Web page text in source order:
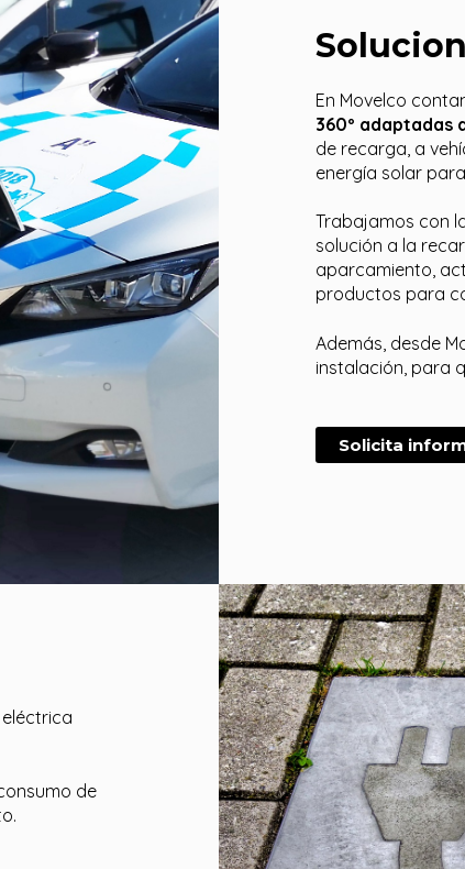
En Movelco
360º adaptadas
de recarga, a
energía solar
Trabajamos con
solución a la
aparcamiento,
productos para
Además, desde
instalación, para
Solicita
de